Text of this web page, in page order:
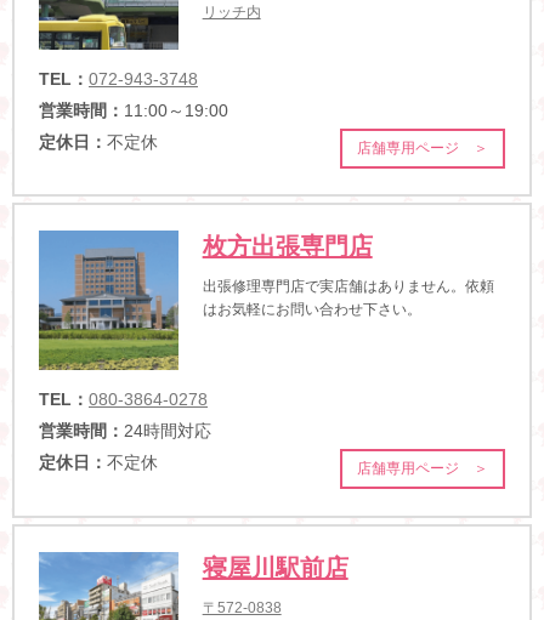
リッチ内
TEL： 072-943-3748
営業時間： 11:00～19:00
定休日： 不定休 店舗専用ページ ＞
枚方出張専門店
出張修理専門店で実店舗はありません。依頼
はお気軽にお問い合わせ下さい。
TEL： 080-3864-0278
営業時間： 24時間対応
定休日： 不定休 店舗専用ページ ＞
寝屋川駅前店
〒572-0838